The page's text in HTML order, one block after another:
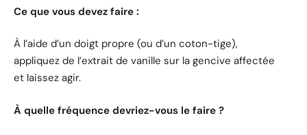
Ce que vous devez faire :
À l’aide d’un doigt propre (ou d’un coton-tige),
appliquez de l’extrait de vanille sur la gencive affectée
et laissez agir.
À quelle fréquence devriez-vous le faire ?